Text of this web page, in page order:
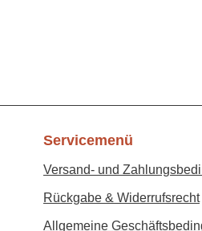
Servicemenü
Versand- und
Rückgabe & Widerrufsrecht
Allgemeine